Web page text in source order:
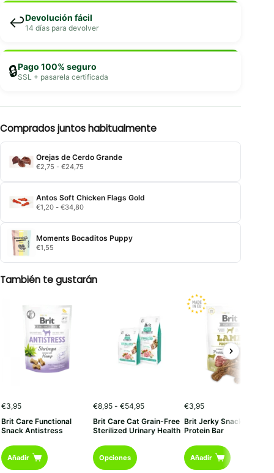
↩️Devolución fácil
14 días para devolver
🔒Pago 100% seguro
SSL + pasarela certificada
Comprados juntos habitualmente
Orejas de Cerdo Grande
€2,75 - €24,75
precios:
€2,75
hasta
Antos Soft Chicken Flags Gold
€1,20 - €34,80Rango
precios:
€1,20
Moments Bocaditos Puppy
€1,55
También te gustarán
€3,95
Brit Care Functional
Snack Antistress
Añadir
€8,95 - €54,95Rango
precios:
desde
Brit Care Cat Grain-Free
Sterilized Urinary Health
Opciones
Este
producto
€3,95
Brit Jerky Snack Cordero
Protein Bar
Añadir